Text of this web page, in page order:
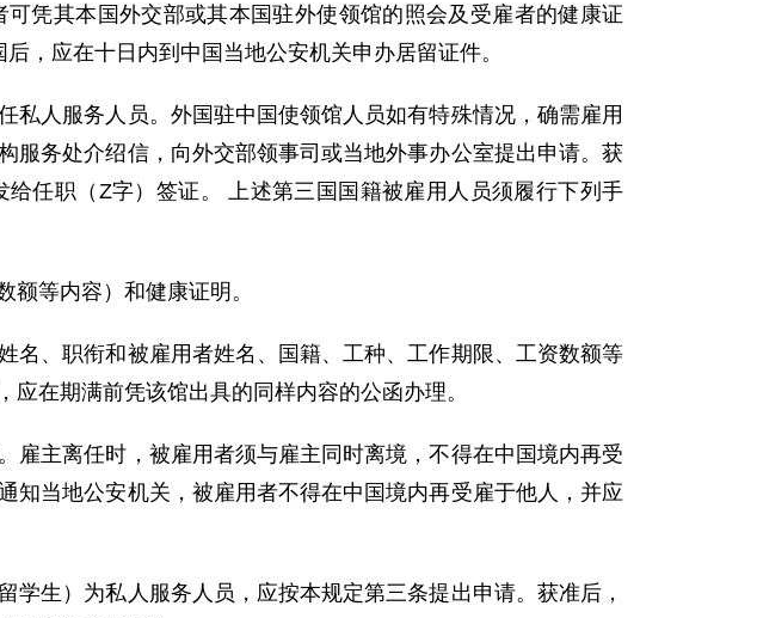
其本国外交部或其本国驻外使领馆的照会及受雇者的健康证
，应在十日内到中国当地公安机关申办居留证件。
人服务人员。外国驻中国使领馆人员如有特殊情况，确需雇用
服务处介绍信，向外交部领事司或当地外事办公室提出申请。获
任职（Z字）签证。 上述第三国国籍被雇用人员须履行下列手
等内容）和健康证明。
、职衔和被雇用者姓名、国籍、工种、工作期限、工资数额等
在期满前凭该馆出具的同样内容的公函办理。
主离任时，被雇用者须与雇主同时离境，不得在中国境内再受
知当地公安机关，被雇用者不得在中国境内再受雇于他人，并应
生）为私人服务人员，应按本规定第三条提出申请。获准后，